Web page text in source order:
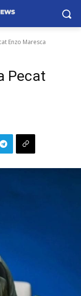
Enzo Maresca
Pecat